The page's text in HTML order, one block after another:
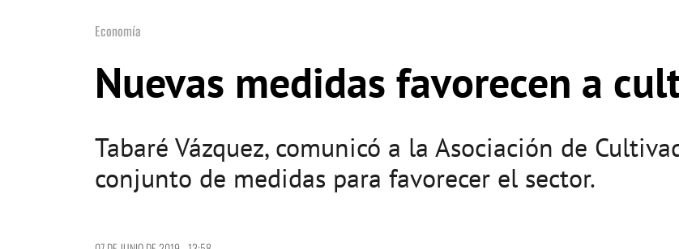
Economía
Nuevas medidas favorecen a
Tabaré Vázquez, comunicó a la Asociación de
conjunto de medidas para favorecer el sector.